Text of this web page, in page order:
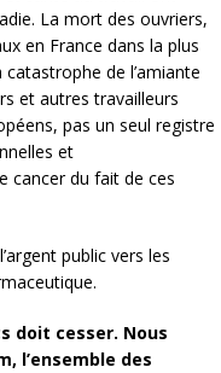
La mort des ouvriers,
en France dans la plus
de l’amiante
et autres travailleurs
pas un seul registre
et
cancer du fait de ces
public vers les
doit cesser. Nous
l’ensemble des